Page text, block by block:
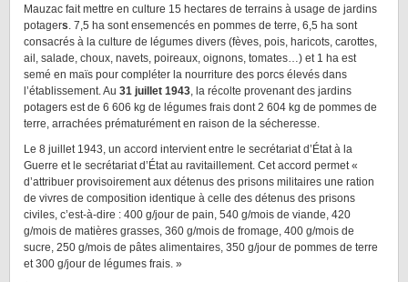
Mauzac fait mettre en culture 15 hectares de terrains à usage de jardins
potagers. 7,5 ha sont ensemencés en pommes de terre, 6,5 ha sont
consacrés à la culture de légumes divers (fèves, pois, haricots, carottes,
ail, salade, choux, navets, poireaux, oignons, tomates…) et 1 ha est
semé en maïs pour compléter la nourriture des porcs élevés dans
l’établissement. Au 31 juillet 1943, la récolte provenant des jardins
potagers est de 6 606 kg de légumes frais dont 2 604 kg de pommes de
terre, arrachées prématurément en raison de la sécheresse.
Le 8 juillet 1943, un accord intervient entre le secrétariat d’État à la
Guerre et le secrétariat d’État au ravitaillement. Cet accord permet «
d’attribuer provisoirement aux détenus des prisons militaires une ration
de vivres de composition identique à celle des détenus des prisons
civiles, c’est-à-dire : 400 g/jour de pain, 540 g/mois de viande, 420
g/mois de matières grasses, 360 g/mois de fromage, 400 g/mois de
sucre, 250 g/mois de pâtes alimentaires, 350 g/jour de pommes de terre
et 300 g/jour de légumes frais. »